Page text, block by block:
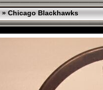
» Chicago Blackhawks